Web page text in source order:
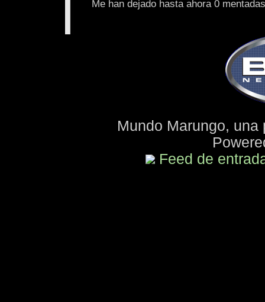
Me han dejado hasta ahora 0
Mundo Marungo,
Feed de